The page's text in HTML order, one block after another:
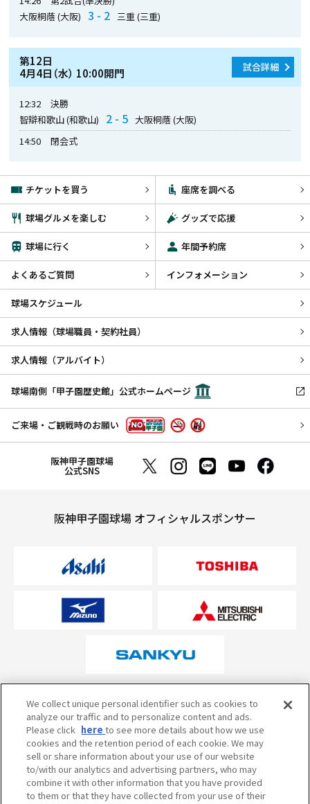
大阪桐蔭 (大阪)
3 - 2 三重 (三重)
第12日
4月4日（水） 10:00開門
試合詳細
12:32
決勝
智辯和歌山 (和歌山)
2 - 5 大阪桐蔭 (大阪)
14:50
閉会式
チケットを買う 座席を調べる
球場グルメを楽しむ グッズで応援
球場に行く 年間予約席
よくあるご質問 インフォメーション
球場スケジュール
求人情報（球場職員・契約社員）
求人情報（アルバイト）
球場南側「甲子園歴史館」公式ホームページ
ご来場・ご観戦時のお願い
阪神甲子園球場
公式SNS
阪神甲子園球場 オフィシャルスポンサー
オフィシャルスポンサーについて
試合の予定・状況・結果のお問い合わせ
阪神甲子園球場テレフォンサービス
050-5527-2512
We collect unique personal identifier such as cookies to
analyze our traffic and to personalize content and ads.
Please click hereto see more details about how we use
cookies and the retention period of each cookie. We may
sell or share information about your use of our website
to/with our analytics and advertising partners, who may
combine it with other information that you have provided
to them or that they have collected from your use of their